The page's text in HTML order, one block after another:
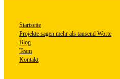
Startseite
Projekte sagen mehr als tausend Worte
Blog
Team
Kontakt